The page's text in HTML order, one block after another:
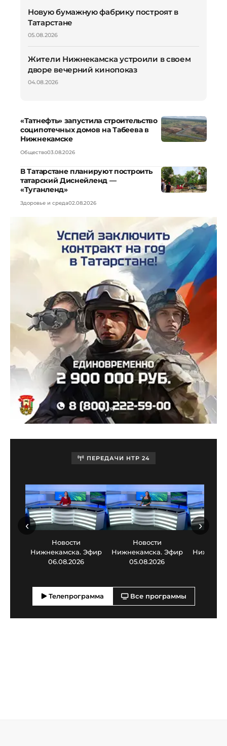
Новую бумажную фабрику построят в
Татарстане
05.08.2026
Жители Нижнекамска устроили в своем
дворе вечерний кинопоказ
04.08.2026
«Татнефть» запустила строительство
соципотечных домов на Табеева в
Нижнекамске
Общество03.08.2026
В Татарстане планируют построить
татарский Диснейленд —
«Туганленд»
Здоровье и среда02.08.2026
ПЕРЕДАЧИ НТР 24
Новости
Нижнекамска. Эфир
06.08.2026
Новости
Нижнекамска. Эфир
05.08.2026
‹ ›
Телепрограмма Все программы